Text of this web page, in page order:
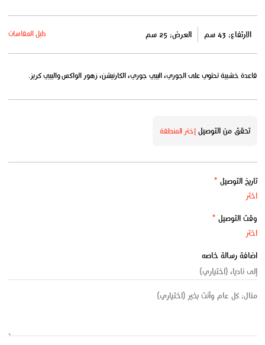
الارتفاع: 43 سم العرض: 25 سم دليل المقاسات
قاعدة خشبية تحتوي على الجوري، البيبي جوري، الكارنيشن، زهور الواكس والبيبي كريز.
تحقق من التوصيلإختر المنطقة
تاريخ التوصيل *
وقت التوصيل *
اضافة رسالة خاصه